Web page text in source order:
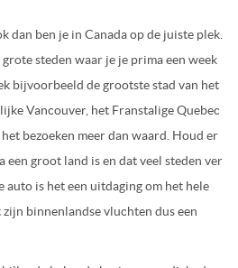
dan ben je in Canada op de juiste plek.
steden waar je je prima een week
bijvoorbeeld de grootste stad van het
Vancouver, het Franstalige Quebec
bezoeken meer dan waard. Houd er
een groot land is en dat veel steden ver
auto is het een uitdaging om het hele
binnenlandse vluchten dus een